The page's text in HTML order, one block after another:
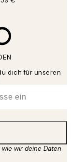
dich für unseren
wir deine Daten